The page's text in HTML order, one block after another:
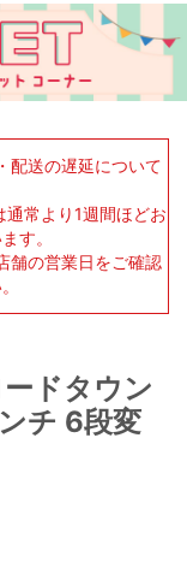
配送の遅延について
常より1週間ほどお
す。
舗の営業日をご確認
ドタウン
チ 6段変